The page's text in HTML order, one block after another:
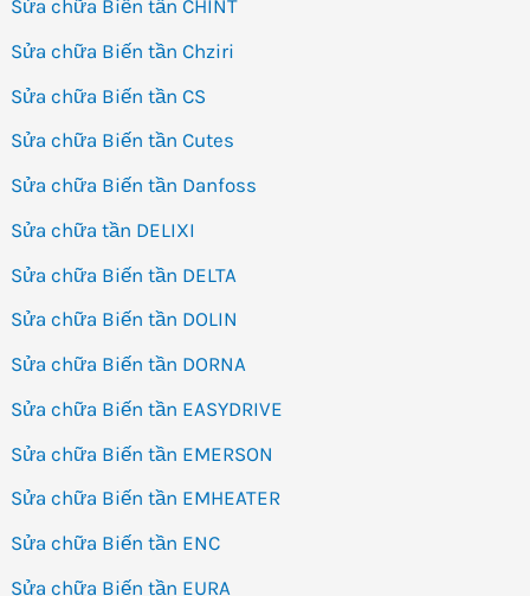
Sửa chữa Biến tần CHINT
Sửa chữa Biến tần Chziri
Sửa chữa Biến tần CS
Sửa chữa Biến tần Cutes
Sửa chữa Biến tần Danfoss
Sửa chữa tần DELIXI
Sửa chữa Biến tần DELTA
Sửa chữa Biến tần DOLIN
Sửa chữa Biến tần DORNA
Sửa chữa Biến tần EASYDRIVE
Sửa chữa Biến tần EMERSON
Sửa chữa Biến tần EMHEATER
Sửa chữa Biến tần ENC
Sửa chữa Biến tần EURA